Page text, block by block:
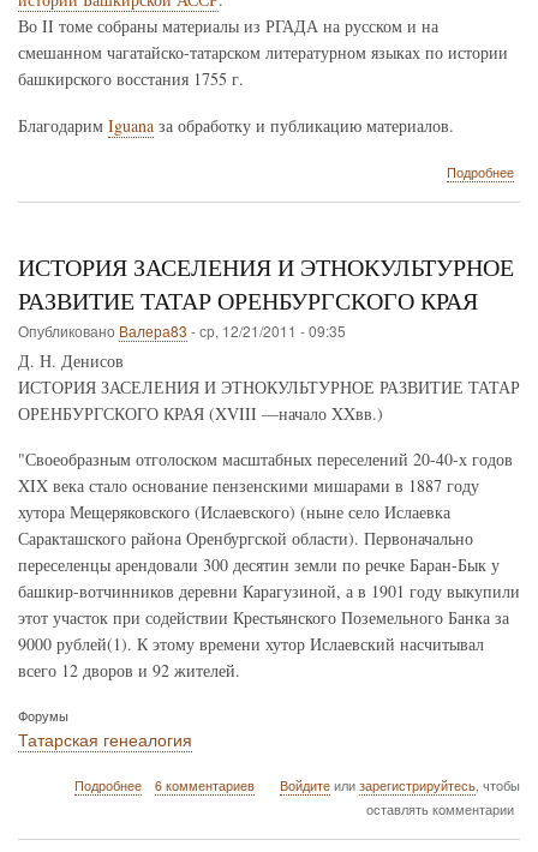
Во II томе собраны материалы из РГАДА на русском и на
смешанном чагатайско-татарском литературном языках по истории
башкирского восстания 1755 г.
Благодарим Iguana за обработку и публикацию материалов.
Подробнеео
ИСТОРИЯ ЗАСЕЛЕНИЯ И ЭТНОКУЛЬТУРНОЕ
РАЗВИТИЕ ТАТАР ОРЕНБУРГСКОГО КРАЯ
Опубликовано Валера83 -ср, 12/21/2011 - 09:35
Д. Н. Денисов
ИСТОРИЯ ЗАСЕЛЕНИЯ И ЭТНОКУЛЬТУРНОЕ РАЗВИТИЕ ТАТАР
ОРЕНБУРГСКОГО КРАЯ (XVIII —начало XXвв.)
"Своеобразным отголоском масштабных переселений 20-40-х годов
XIX века стало основание пензенскими мишарами в 1887 году
хутора Мещеряковского (Ислаевского) (ныне село Ислаевка
Саракташского района Оренбургской области). Первоначально
переселенцы арендовали 300 десятин земли по речке Баран-Бык у
башкир-вотчинников деревни Карагузиной, а в 1901 году выкупили
этот участок при содействии Крестьянского Поземельного Банка за
9000 рублей(1). К этому времени хутор Ислаевский насчитывал
всего 12 дворов и 92 жителей.
Форумы
Татарская генеалогия
Подробнеео
И
6 комментариев Войдите или зарегистрируйтесь , чтобы
оставлять комментарии